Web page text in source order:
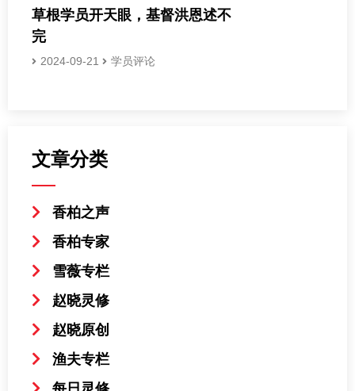
草根学员开天眼，基督洪恩述不
完
2024-09-21 学员评论
文章分类
香柏之声
香柏专家
雪薇专栏
赵晓灵修
赵晓原创
渔夫专栏